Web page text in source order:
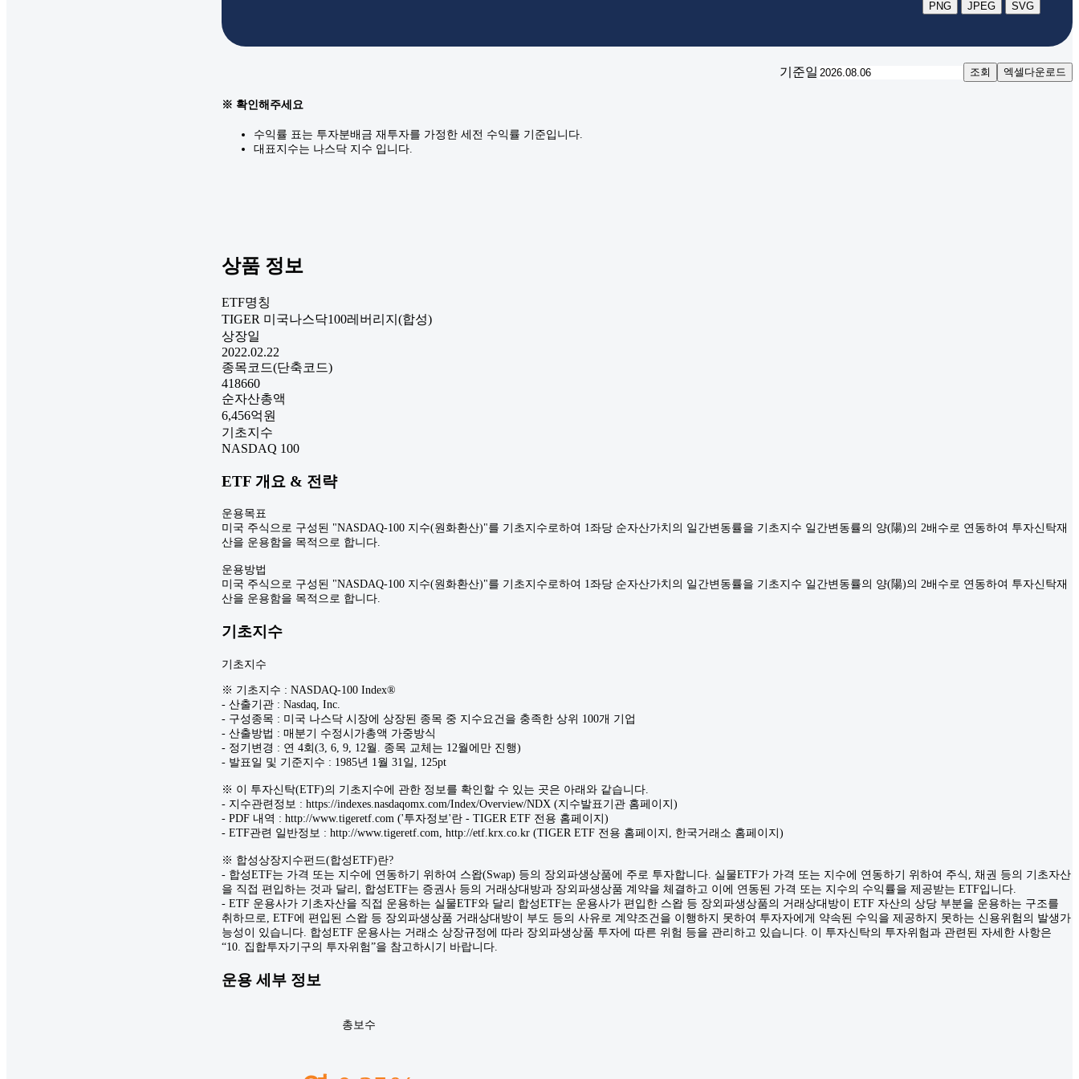
PNG JPEG SVG
기준일 조회 엑셀다운로드
※ 확인해주세요
수익률 표는 투자분배금 재투자를 가정한 세전 수익률 기준입니다.
대표지수는 나스닥 지수 입니다.
상품 정보
ETF명칭
TIGER 미국나스닥100레버리지(합성)
상장일
2022.02.22
종목코드(단축코드)
418660
순자산총액
6,456억원
기초지수
NASDAQ 100
ETF 개요 & 전략
운용목표
미국 주식으로 구성된 "NASDAQ-100 지수(원화환산)"를 기초지수로하여 1좌당 순자산가치의 일간변동률을 기초지수 일간변동률의 양(陽)의 2배수로 연동하여 투자신탁재
산을 운용함을 목적으로 합니다.
운용방법
미국 주식으로 구성된 "NASDAQ-100 지수(원화환산)"를 기초지수로하여 1좌당 순자산가치의 일간변동률을 기초지수 일간변동률의 양(陽)의 2배수로 연동하여 투자신탁재
산을 운용함을 목적으로 합니다.
기초지수
기초지수
※ 기초지수 : NASDAQ-100 Index®
- 산출기관 : Nasdaq, Inc.
- 구성종목 : 미국 나스닥 시장에 상장된 종목 중 지수요건을 충족한 상위 100개 기업
- 산출방법 : 매분기 수정시가총액 가중방식
- 정기변경 : 연 4회(3, 6, 9, 12월. 종목 교체는 12월에만 진행)
- 발표일 및 기준지수 : 1985년 1월 31일, 125pt
※ 이 투자신탁(ETF)의 기초지수에 관한 정보를 확인할 수 있는 곳은 아래와 같습니다.
- 지수관련정보 : https://indexes.nasdaqomx.com/Index/Overview/NDX (지수발표기관 홈페이지)
- PDF 내역 : http://www.tigeretf.com ('투자정보'란 - TIGER ETF 전용 홈페이지)
- ETF관련 일반정보 : http://www.tigeretf.com, http://etf.krx.co.kr (TIGER ETF 전용 홈페이지, 한국거래소 홈페이지)
※ 합성상장지수펀드(합성ETF)란?
- 합성ETF는 가격 또는 지수에 연동하기 위하여 스왑(Swap) 등의 장외파생상품에 주로 투자합니다. 실물ETF가 가격 또는 지수에 연동하기 위하여 주식, 채권 등의 기초자산
을 직접 편입하는 것과 달리, 합성ETF는 증권사 등의 거래상대방과 장외파생상품 계약을 체결하고 이에 연동된 가격 또는 지수의 수익률을 제공받는 ETF입니다.
- ETF 운용사가 기초자산을 직접 운용하는 실물ETF와 달리 합성ETF는 운용사가 편입한 스왑 등 장외파생상품의 거래상대방이 ETF 자산의 상당 부분을 운용하는 구조를
취하므로, ETF에 편입된 스왑 등 장외파생상품 거래상대방이 부도 등의 사유로 계약조건을 이행하지 못하여 투자자에게 약속된 수익을 제공하지 못하는 신용위험의 발생가
능성이 있습니다. 합성ETF 운용사는 거래소 상장규정에 따라 장외파생상품 투자에 따른 위험 등을 관리하고 있습니다. 이 투자신탁의 투자위험과 관련된 자세한 사항은
“10. 집합투자기구의 투자위험”을 참고하시기 바랍니다.
운용 세부 정보
총보수